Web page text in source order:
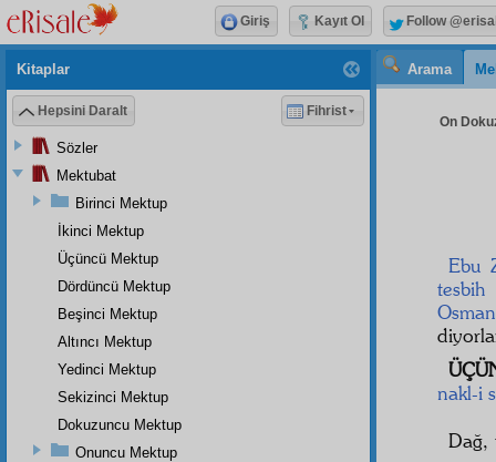
Arama
On
Ebu
tesbih
Osman
nakl-i
Dağ,
Kitaplar
Hepsini Daralt Fihrist
Sözler
Mektubat
Birinci Mektup
İkinci Mektup
Üçüncü Mektup
Dördüncü Mektup
Beşinci Mektup
Altıncı Mektup
Yedinci Mektup
Sekizinci Mektup
Dokuzuncu Mektup
Onuncu Mektup
Giriş Kayıt Ol Follow